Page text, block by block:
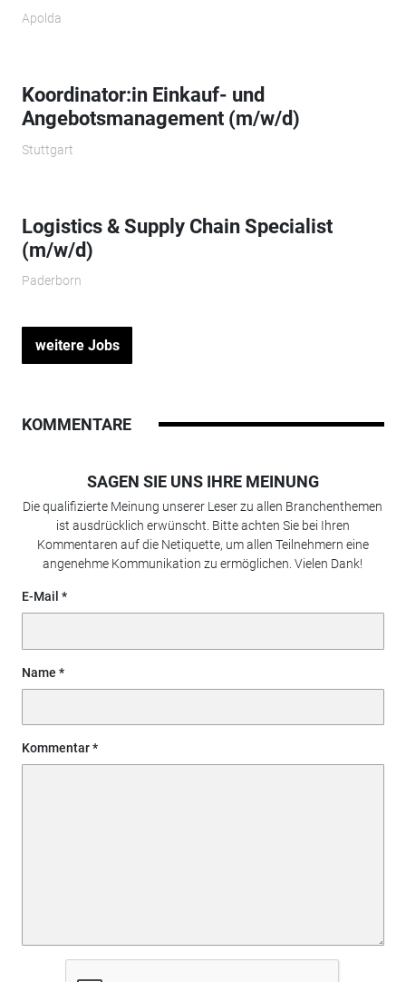
Apolda
Koordinator:in Einkauf- und
Angebotsmanagement (m/w/d)
Stuttgart
Logistics & Supply Chain Specialist
(m/w/d)
Paderborn
weitere Jobs
KOMMENTARE
SAGEN SIE UNS IHRE MEINUNG
Die qualifizierte Meinung unserer Leser zu allen Branchenthemen
ist ausdrücklich erwünscht. Bitte achten Sie bei Ihren
Kommentaren auf die Netiquette, um allen Teilnehmern eine
angenehme Kommunikation zu ermöglichen. Vielen Dank!
E-Mail
Name
Kommentar